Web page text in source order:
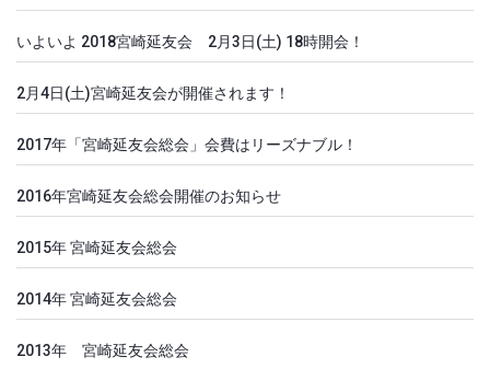
いよいよ 2018宮崎延友会 2月3日(土) 18時開会！
2月4日(土)宮崎延友会が開催されます！
2017年「宮崎延友会総会」会費はリーズナブル！
2016年宮崎延友会総会開催のお知らせ
2015年 宮崎延友会総会
2014年 宮崎延友会総会
2013年 宮崎延友会総会